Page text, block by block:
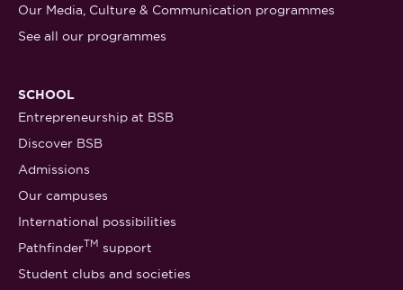
Our Media, Culture & Communication programmes
See all our programmes
SCHOOL
Entrepreneurship at BSB
Discover BSB
Admissions
Our campuses
International possibilities
PathfinderTM support
Student clubs and societies